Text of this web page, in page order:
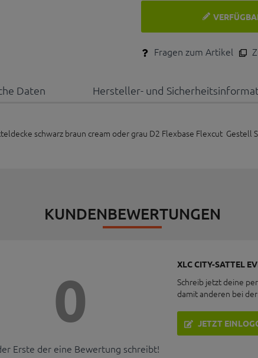
Fragen zum Artikel
Daten Hersteller- und
schwarz braun cream oder grau D2 Flexbase Flexcut
KUNDENBEWERTUNGEN
0
Erste der eine Bewertung schreibt!
XLC CITY-SATTEL
Schreib jetzt deine
damit anderen bei
JETZT